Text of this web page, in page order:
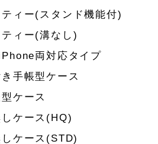
ィー(スタンド機能付)
ィー(溝なし)
両対応タイプ
手帳型ケース
ケース
ケース(HQ)
ケース(STD)